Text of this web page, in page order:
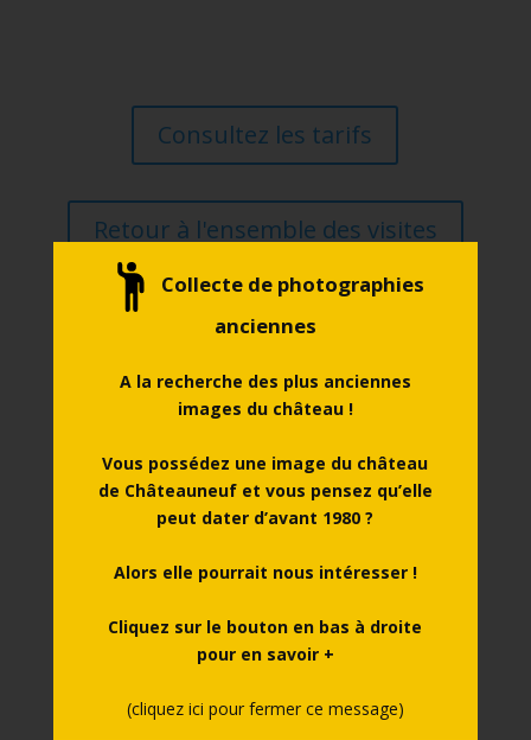
Collecte de photographies
anciennes
A la recherche des plus anciennes
images du château !
Vous possédez une image du château
de Châteauneuf et vous pensez qu’elle
peut dater d’avant 1980 ?
Alors elle pourrait nous intéresser !
Cliquez sur le bouton en bas à droite
pour en savoir +
(cliquez ici pour fermer ce message)
Consultez les tarifs
Retour à l'ensemble des visites
Agenda des événements
Animations pour les enfants et les grands,
expositions, etc. Retrouver toute l’actualité
du château !
En savoir plus